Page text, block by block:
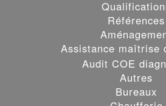
Références
Assistance maîtrise
Audit COE
Autres
Bureaux